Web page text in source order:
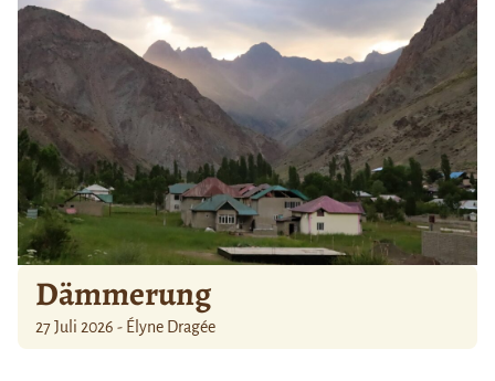
Dämmerung
27 Juli 2026 - Élyne Dragée